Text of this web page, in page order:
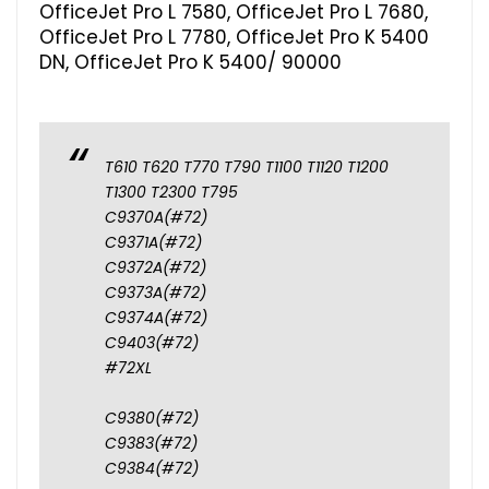
OfficeJet Pro L 7580, OfficeJet Pro L 7680,
OfficeJet Pro L 7780, OfficeJet Pro K 5400
DN, OfficeJet Pro K 5400/ 90000
T610 T620 T770 T790 T1100 T1120 T1200
T1300 T2300 T795
C9370A(#72)
C9371A(#72)
C9372A(#72)
C9373A(#72)
C9374A(#72)
C9403(#72)
#72XL
C9380(#72)
C9383(#72)
C9384(#72)